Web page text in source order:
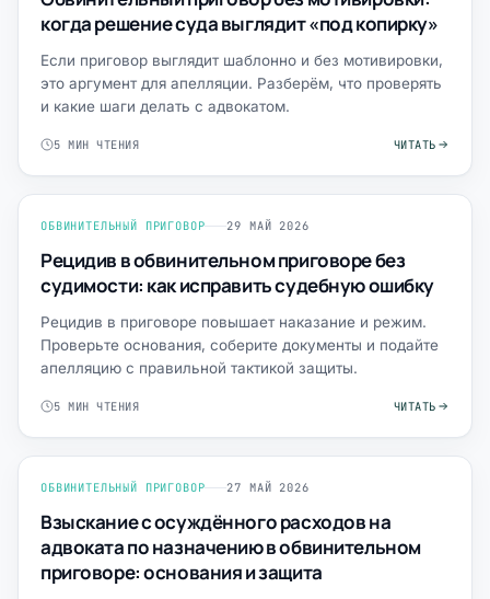
когда решение суда выглядит «под копирку»
Если приговор выглядит шаблонно и без мотивировки,
это аргумент для апелляции. Разберём, что проверять
и какие шаги делать с адвокатом.
5 МИН ЧТЕНИЯ ЧИТАТЬ
ОБВИНИТЕЛЬНЫЙ ПРИГОВОР 29 МАЙ 2026
Рецидив в обвинительном приговоре без
судимости: как исправить судебную ошибку
Рецидив в приговоре повышает наказание и режим.
Проверьте основания, соберите документы и подайте
апелляцию с правильной тактикой защиты.
5 МИН ЧТЕНИЯ ЧИТАТЬ
ОБВИНИТЕЛЬНЫЙ ПРИГОВОР 27 МАЙ 2026
Взыскание с осуждённого расходов на
адвоката по назначению в обвинительном
приговоре: основания и защита